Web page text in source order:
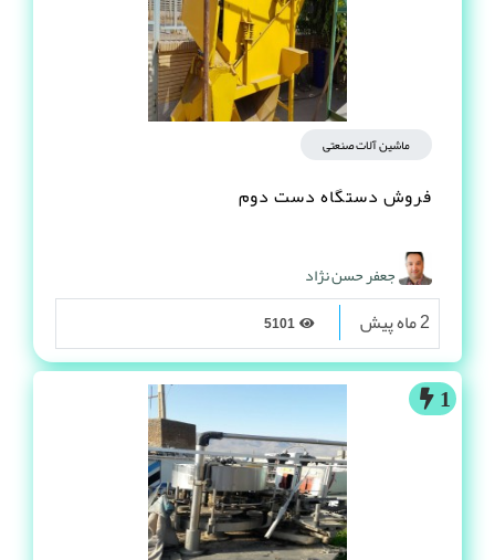
ماشین آلات صنعتی
فروش دستگاه دست دوم
جعفر حسن نژاد
5101